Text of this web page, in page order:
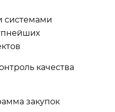
системами
качества
закупок